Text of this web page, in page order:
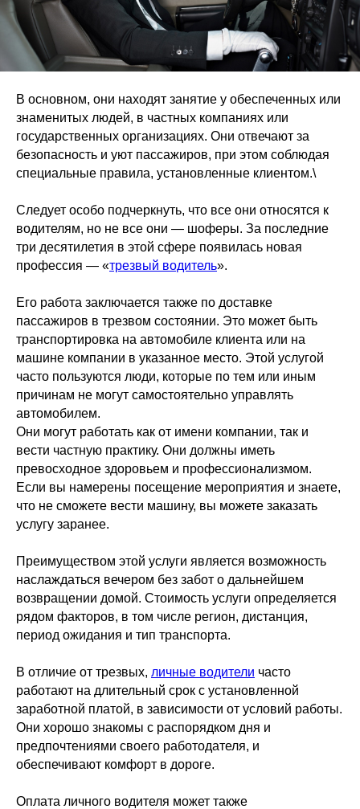
В основном, они находят занятие у обеспеченных или
знаменитых людей, в частных компаниях или
государственных организациях. Они отвечают за
безопасность и уют пассажиров, при этом соблюдая
специальные правила, установленные клиентом.\
Следует особо подчеркнуть, что все они относятся к
водителям, но не все они — шоферы. За последние
три десятилетия в этой сфере появилась новая
профессия — «трезвый водитель».
Его работа заключается также по доставке
пассажиров в трезвом состоянии. Это может быть
транспортировка на автомобиле клиента или на
машине компании в указанное место. Этой услугой
часто пользуются люди, которые по тем или иным
причинам не могут самостоятельно управлять
автомобилем.
Они могут работать как от имени компании, так и
вести частную практику. Они должны иметь
превосходное здоровьем и профессионализмом.
Если вы намерены посещение мероприятия и знаете,
что не сможете вести машину, вы можете заказать
услугу заранее.
Преимуществом этой услуги является возможность
наслаждаться вечером без забот о дальнейшем
возвращении домой. Стоимость услуги определяется
рядом факторов, в том числе регион, дистанция,
период ожидания и тип транспорта.
В отличие от трезвых, личные водители часто
работают на длительный срок с установленной
заработной платой, в зависимости от условий работы.
Они хорошо знакомы с распорядком дня и
предпочтениями своего работодателя, и
обеспечивают комфорт в дороге.
Оплата личного водителя может также